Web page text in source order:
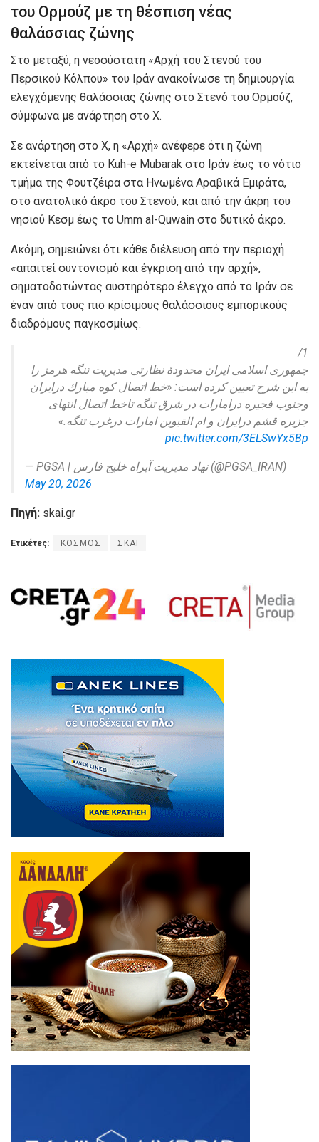
του Ορμούζ με τη θέσπιση νέας
θαλάσσιας ζώνης
Στο μεταξύ, η νεοσύστατη «Αρχή του Στενού του
Περσικού Κόλπου» του Ιράν ανακοίνωσε τη δημιουργία
ελεγχόμενης θαλάσσιας ζώνης στο Στενό του Ορμούζ,
σύμφωνα με ανάρτηση στο X.
Σε ανάρτηση στο X, η «Αρχή» ανέφερε ότι η ζώνη
εκτείνεται από το Kuh-e Mubarak στο Ιράν έως το νότιο
τμήμα της Φουτζέιρα στα Ηνωμένα Αραβικά Εμιράτα,
στο ανατολικό άκρο του Στενού, και από την άκρη του
νησιού Κεσμ έως το Umm al-Quwain στο δυτικό άκρο.
Ακόμη, σημειώνει ότι κάθε διέλευση από την περιοχή
«απαιτεί συντονισμό και έγκριση από την αρχή»,
σηματοδοτώντας αυστηρότερο έλεγχο από το Ιράν σε
έναν από τους πιο κρίσιμους θαλάσσιους εμπορικούς
διαδρόμους παγκοσμίως.
1/
جمهورى اسلامى ايران محدودهٔ نظارتى مديریت تنگه هرمز را
به این شرح تعيین کرده است: «خط اتصال كوه مبارك درايران
وجنوب فجيره درامارات در شرق تنگه تاخط اتصال انتهاى
جزيره قشم درايران و ام القيوین امارات درغرب تنگه.»
pic.twitter.com/3ELSwYx5Bp
— PGSA | نهاد مدیریت آبراه خلیج فارس (@PGSA_IRAN)
May 20, 2026
Πηγή: skai.gr
Ετικέτες: ΚΟΣΜΟΣ ΣΚΑΙ